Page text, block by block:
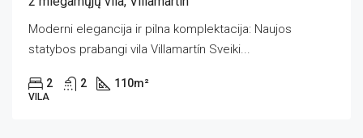
Moderni elegancija ir pilna komplektacija: Naujos
statybos prabangi vila Villamartín Sveiki...
2 2 110m²
VILA